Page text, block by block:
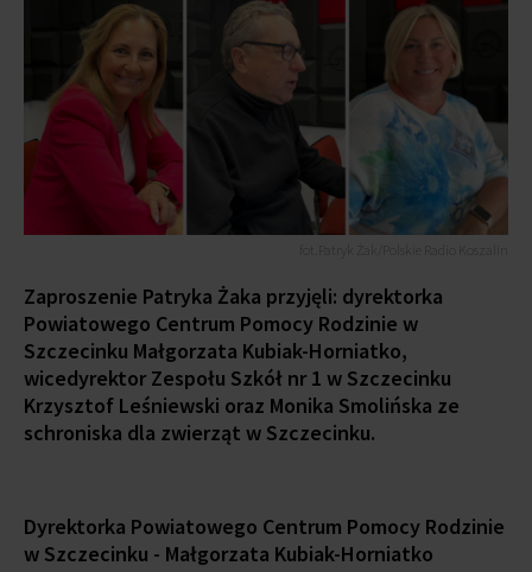
Zaproszenie Patryka Żaka przyjęli: dyrektorka
Powiatowego Centrum Pomocy Rodzinie w
Szczecinku Małgorzata Kubiak-Horniatko,
wicedyrektor Zespołu Szkół nr 1 w Szczecinku
Krzysztof Leśniewski oraz Monika Smolińska ze
schroniska dla zwierząt w Szczecinku.
Dyrektorka Powiatowego Centrum Pomocy Rodzinie
w Szczecinku - Małgorzata Kubiak-Horniatko